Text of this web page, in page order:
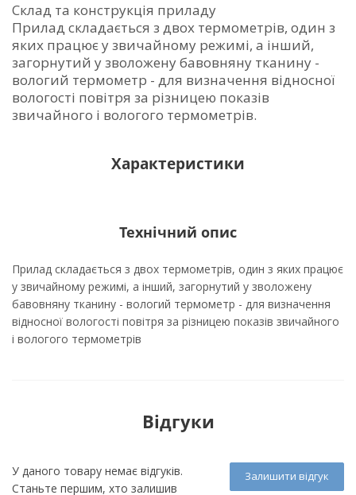
Склад та конструкція приладу
Прилад складається з двох термометрів, один з
яких працює у звичайному режимі, а інший,
загорнутий у зволожену бавовняну тканину -
вологий термометр - для визначення відносної
вологості повітря за різницею показів
звичайного і вологого термометрів.
Характеристики
Технічний опис
Прилад складається з двох термометрів, один з яких працює
у звичайному режимі, а інший, загорнутий у зволожену
бавовняну тканину - вологий термометр - для визначення
відносної вологості повітря за різницею показів звичайного
і вологого термометрів
Відгуки
Залишити відгук
У даного товару немає відгуків.
Станьте першим, хто залишив